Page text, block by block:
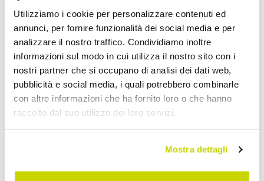
Utilizziamo i cookie per personalizzare contenuti ed
annunci, per fornire funzionalità dei social media e per
analizzare il nostro traffico. Condividiamo inoltre
informazioni sul modo in cui utilizza il nostro sito con i
nostri partner che si occupano di analisi dei dati web,
pubblicità e social media, i quali potrebbero combinarle
con altre informazioni che ha fornito loro o che hanno
raccolto dal suo utilizzo dei loro servizi.
Mostra dettagli